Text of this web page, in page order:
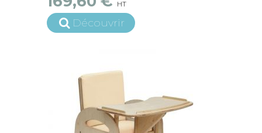
HT
Découvrir